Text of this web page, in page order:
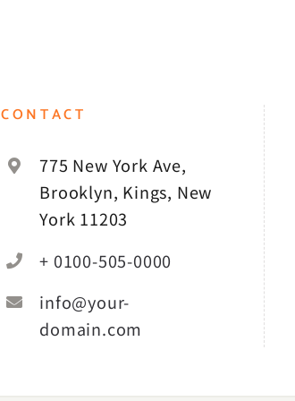
CONTACT
775 New York Ave,
Brooklyn, Kings, New
York 11203
+ 0100-505-0000
info@your-
domain.com